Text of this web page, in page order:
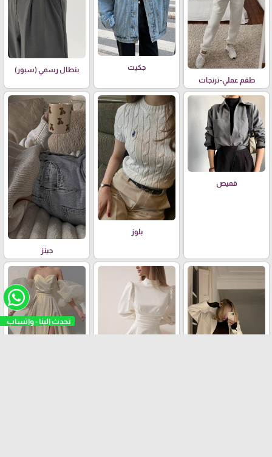
طقم عملي-ترنجات
جكيت بنطال رسمي (سبور)
قميص
بلوز
جينز